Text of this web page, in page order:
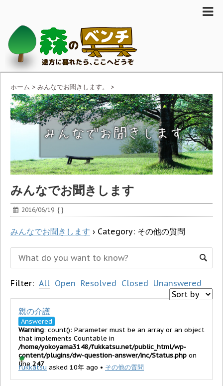
ホーム > みんなでお聞きします。 >
みんなでお聞きします
2016/06/19 { }
みんなでお聞きします › Category: その他の質問
Filter: All Open Resolved Closed Unanswered
親の介護
Answered
Warning: count(): Parameter must be an array or an object
that implements Countable in
/home/yokoyama3148/fukkatsu.net/public_html/wp-
content/plugins/dw-question-answer/inc/Status.php on
line 247
fukkatsu asked 10年 ago • その他の質問